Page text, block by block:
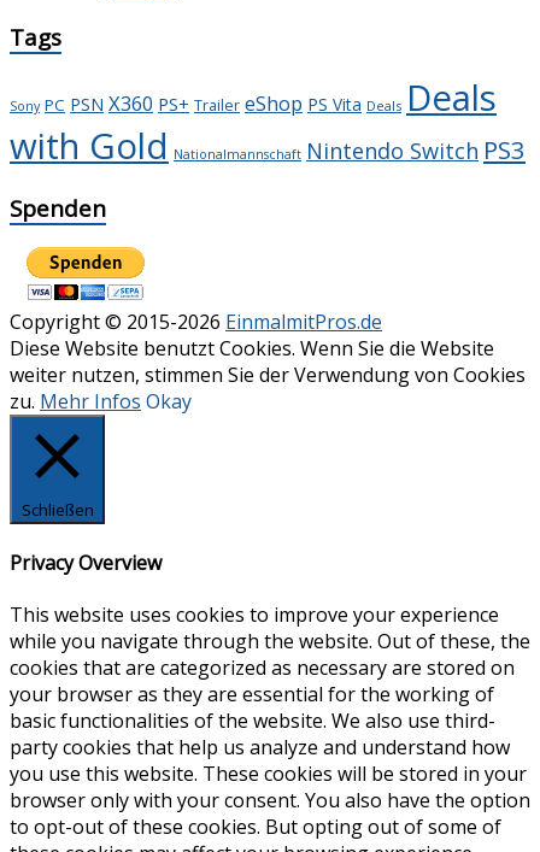
Tags
Sony PC PSN X360 PS+ Trailer eShop PS Vita Deals Deals
with Gold Nationalmannschaft Nintendo Switch PS3
Spenden
Copyright © 2015-2026 EinmalmitPros.de
Diese Website benutzt Cookies. Wenn Sie die Website
weiter nutzen, stimmen Sie der Verwendung von Cookies
zu. Mehr Infos Okay
Schließen
Privacy Overview
This website uses cookies to improve your experience
while you navigate through the website. Out of these, the
cookies that are categorized as necessary are stored on
your browser as they are essential for the working of
basic functionalities of the website. We also use third-
party cookies that help us analyze and understand how
you use this website. These cookies will be stored in your
browser only with your consent. You also have the option
to opt-out of these cookies. But opting out of some of